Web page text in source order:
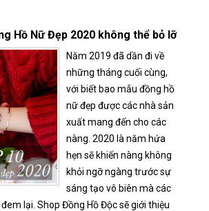
Hồ Nữ Đẹp 2020 không thể bỏ lỡ
Năm 2019 đã dần đi về
những tháng cuối cùng,
với biết bao mẫu đồng hồ
nữ đẹp được các nhà sản
xuất mang đến cho các
nàng. 2020 là năm hứa
hẹn sẽ khiến nàng không
khỏi ngỡ ngàng trước sự
sáng tạo vô biên mà các
lại. Shop Đồng Hồ Độc sẽ giới thiệu